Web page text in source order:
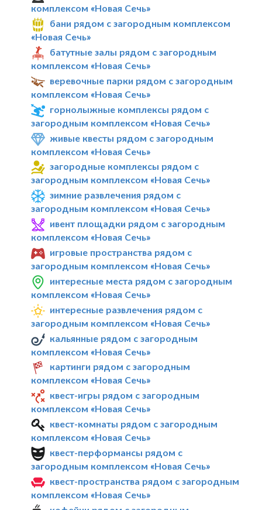
комплексом «Новая Сечь»
бани рядом с загородным комплексом
«Новая Сечь»
батутные залы рядом с загородным
комплексом «Новая Сечь»
веревочные парки рядом с загородным
комплексом «Новая Сечь»
горнолыжные комплексы рядом с
загородным комплексом «Новая Сечь»
живые квесты рядом с загородным
комплексом «Новая Сечь»
загородные комплексы рядом с
загородным комплексом «Новая Сечь»
зимние развлечения рядом с
загородным комплексом «Новая Сечь»
ивент площадки рядом с загородным
комплексом «Новая Сечь»
игровые пространства рядом с
загородным комплексом «Новая Сечь»
интересные места рядом с загородным
комплексом «Новая Сечь»
интересные развлечения рядом с
загородным комплексом «Новая Сечь»
кальянные рядом с загородным
комплексом «Новая Сечь»
картинги рядом с загородным
комплексом «Новая Сечь»
квест-игры рядом с загородным
комплексом «Новая Сечь»
квест-комнаты рядом с загородным
комплексом «Новая Сечь»
квест-перформансы рядом с
загородным комплексом «Новая Сечь»
квест-пространства рядом с загородным
комплексом «Новая Сечь»